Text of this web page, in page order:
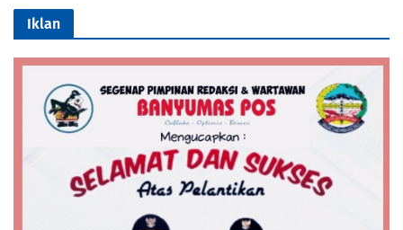
Iklan